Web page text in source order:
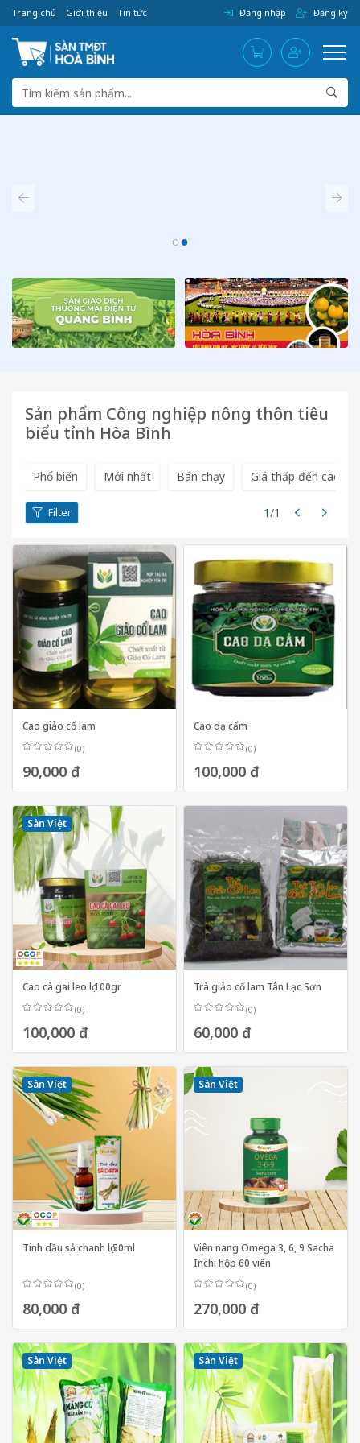
Trang chủ Giới thiệu Tin tức Đăng nhập Đăng ký
Sản phẩm Công nghiệp nông thôn tiêu
biểu tỉnh Hòa Bình
Phổ biến Mới nhất Bán chạy Giá thấp đến cao
Filter 1/1
Cao giảo cổ lam
(0)
90,000 đ
Cao dạ cẩm
(0)
100,000 đ
Sàn Việt
Cao cà gai leo lọ 100gr
(0)
100,000 đ
Trà giảo cổ lam Tân Lạc Sơn
(0)
60,000 đ
Sàn Việt
Tinh dầu sả chanh lọ 50ml
(0)
80,000 đ
Sàn Việt
Viên nang Omega 3, 6, 9 Sacha
Inchi hộp 60 viên
(0)
270,000 đ
Sàn Việt Sàn Việt